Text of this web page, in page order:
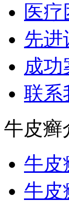
医疗
先进
成功
联系
牛皮癣
牛皮
牛皮